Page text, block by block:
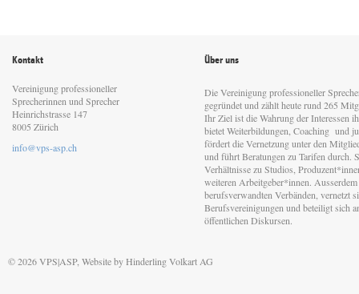
Kontakt
Vereinigung professioneller
Sprecherinnen und Sprecher
Heinrichstrasse 147
8005 Zürich
info@vps-asp.ch
Über uns
Die Vereinigung professioneller
gegründet und zählt heute rund 265
Ihr Ziel ist die Wahrung der Interessen
bietet Weiterbildungen, Coaching und
fördert die Vernetzung unter den
und führt Beratungen zu Tarifen durch.
Verhältnisse zu Studios,
weiteren Arbeitgeber*innen.
berufsverwandten Verbänden, vernetzt
Berufsvereinigungen und beteiligt sich
öffentlichen Diskursen.
© 2026 VPS|ASP, Website byHinderling Volkart AG